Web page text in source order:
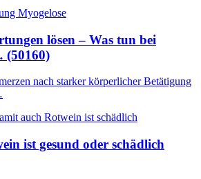
lösen – Was tun bei
(50160)
nach starker körperlicher Betätigung
ist gesund oder schädlich